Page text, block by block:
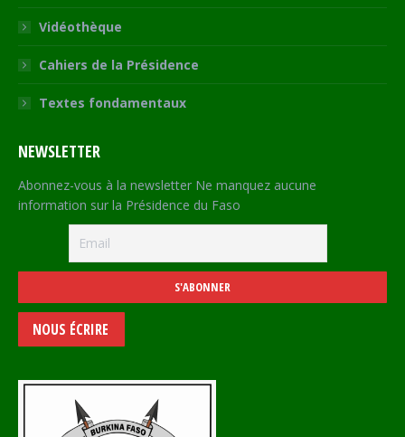
Vidéothèque
Cahiers de la Présidence
Textes fondamentaux
NEWSLETTER
Abonnez-vous à la newsletter Ne manquez aucune
information sur la Présidence du Faso
NOUS ÉCRIRE